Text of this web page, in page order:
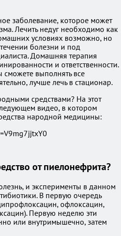
заболевание, которое может
Лечить недуг необходимо как
условиях возможно, но
болезни и под
Домашняя терапия
и ответственности.
сможете выполнять все
лучше лечь в стационар.
средствами? На этот
видео, в котором
народной медицины:
от пиелонефрита?
и эксперименты в данном
В первую очередь
офлоксацин,
Первую неделю эти
или внутримышечно, затем